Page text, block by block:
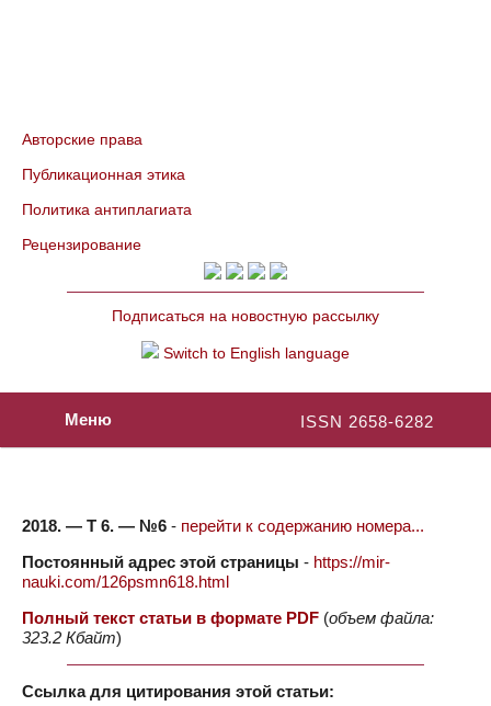
Авторские права
Публикационная этика
Политика антиплагиата
Рецензирование
Подписаться на новостную рассылку
Switch to English language
ISSN 2658-6282
Меню
2018. — Т 6. — №6 - перейти к содержанию номера...
Постоянный адрес этой страницы - https://mir-
nauki.com/126psmn618.html
Полный текст статьи в формате PDF (объем файла:
323.2 Кбайт)
Ссылка для цитирования этой статьи: